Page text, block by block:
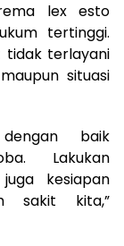
lex esto
tertinggi.
tidak terlayani
situasi
baik
Lakukan
kesiapan
sakit kita,”